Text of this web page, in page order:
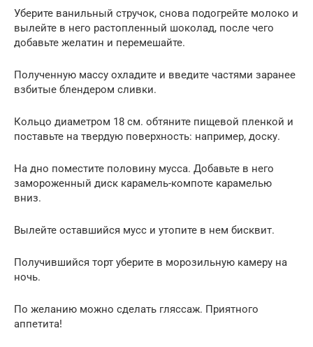
Уберите ванильный стручок, снова подогрейте молоко и
вылейте в него растопленный шоколад, после чего
добавьте желатин и перемешайте.
Полученную массу охладите и введите частями заранее
взбитые блендером сливки.
Кольцо диаметром 18 см. обтяните пищевой пленкой и
поставьте на твердую поверхность: например, доску.
На дно поместите половину мусса. Добавьте в него
замороженный диск карамель-компоте карамелью
вниз.
Вылейте оставшийся мусс и утопите в нем бисквит.
Получившийся торт уберите в морозильную камеру на
ночь.
По желанию можно сделать гляссаж. Приятного
аппетита!